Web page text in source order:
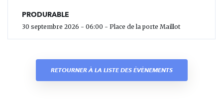
PRODURABLE
30 septembre 2026 - 06:00 - Place de la porte Maillot
RETOURNER À LA LISTE DES ÉVÈNEMENTS